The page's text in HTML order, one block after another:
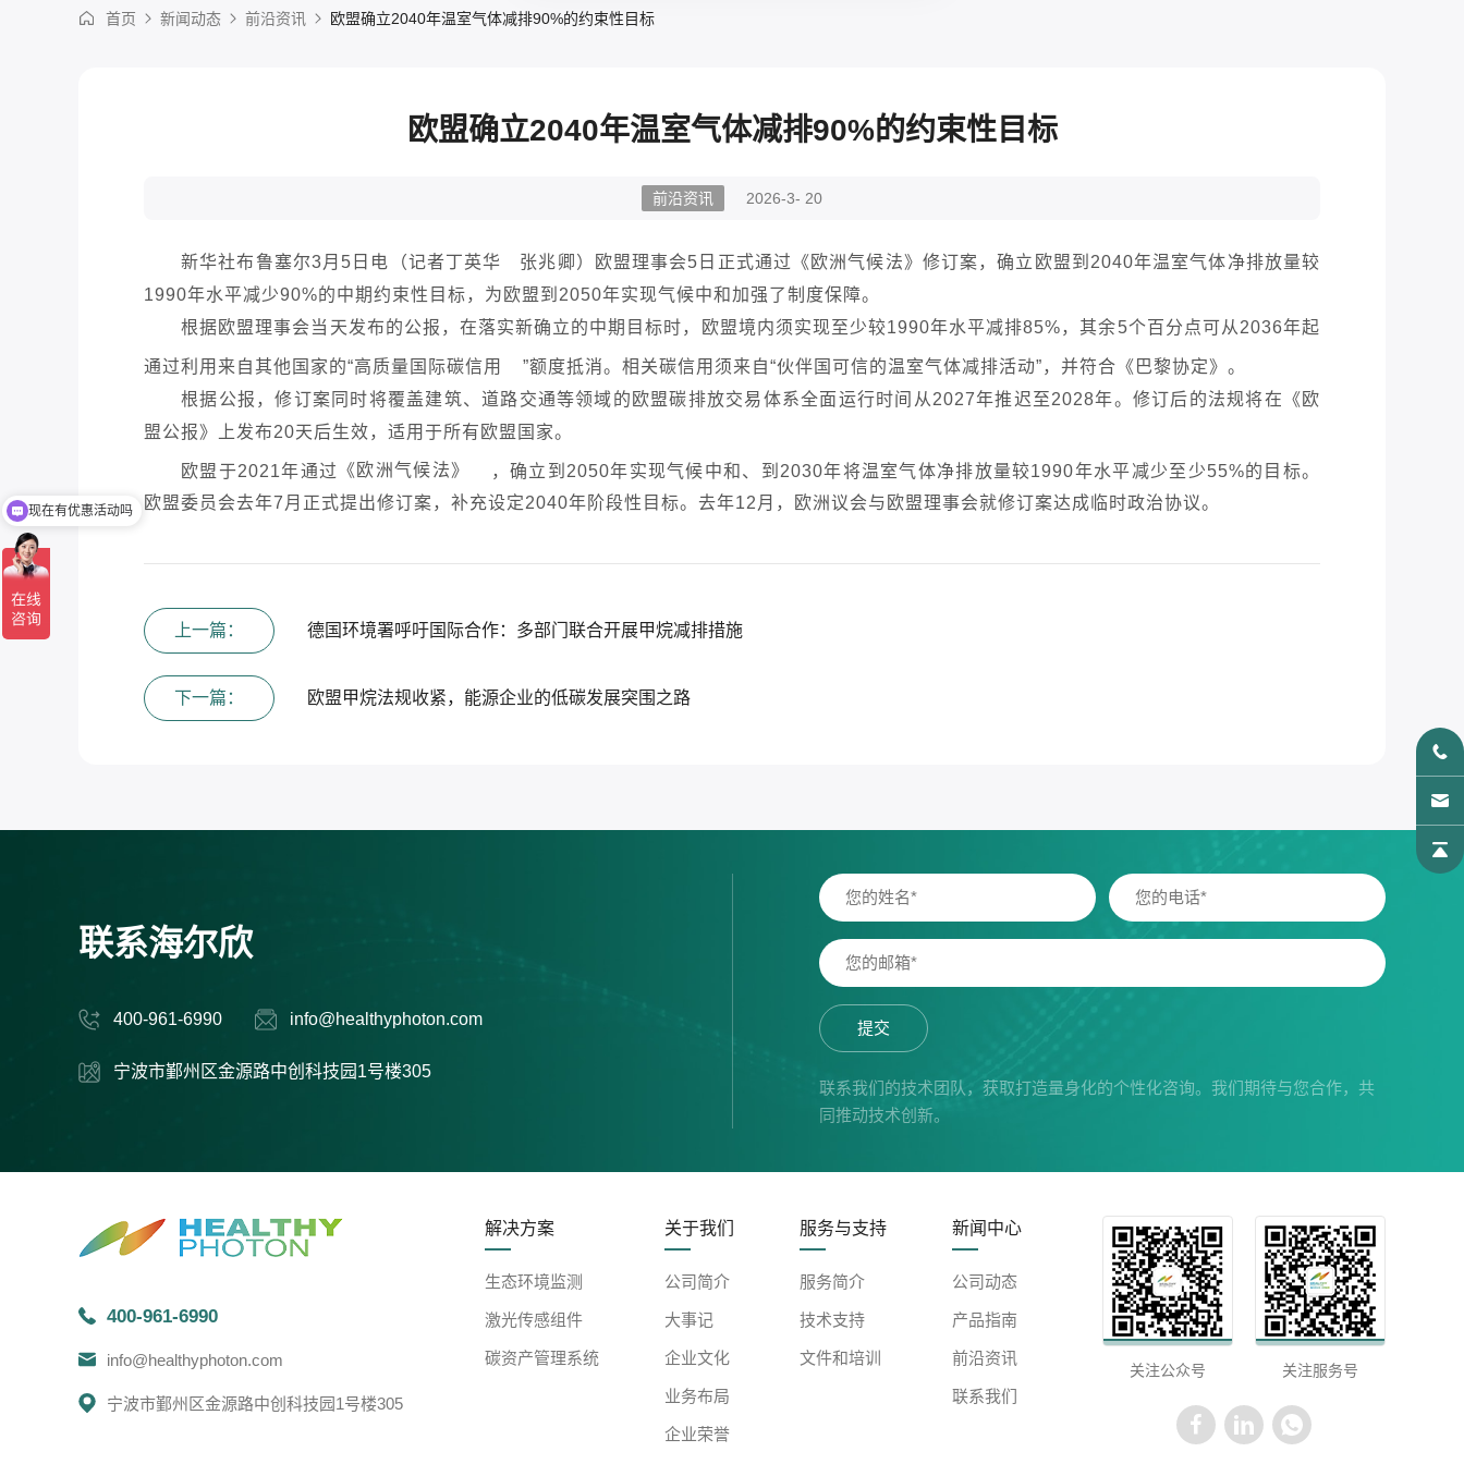
首页 新闻动态 前沿资讯 欧盟确立2040年温室气体减排90%的约束性目标
欧盟确立2040年温室气体减排90%的约束性目标
前沿资讯 2026-3- 20
新华社布鲁塞尔3月5日电（记者丁英华 张兆卿）欧盟理事会5日正式通过《欧洲气候法》修订案，确立欧盟到2040年温室气体净排放量较
1990年水平减少90%的中期约束性目标，为欧盟到2050年实现气候中和加强了制度保障。
根据欧盟理事会当天发布的公报，在落实新确立的中期目标时，欧盟境内须实现至少较1990年水平减排85%，其余5个百分点可从2036年起
通过利用来自其他国家的“高质量国际碳信用
”额度抵消。相关碳信用须来自“伙伴国可信的温室气体减排活动”，并符合《巴黎协定》。
根据公报，修订案同时将覆盖建筑、道路交通等领域的欧盟碳排放交易体系全面运行时间从2027年推迟至2028年。修订后的法规将在《欧
盟公报》上发布20天后生效，适用于所有欧盟国家。
欧盟于2021年通过 《欧洲气候法》
，确立到2050年实现气候中和、到2030年将温室气体净排放量较1990年水平减少至少55%的目标。
欧盟委员会去年7月正式提出修订案，补充设定2040年阶段性目标。去年12月，欧洲议会与欧盟理事会就修订案达成临时政治协议。
上一篇： 德国环境署呼吁国际合作：多部门联合开展甲烷减排措施
下一篇： 欧盟甲烷法规收紧，能源企业的低碳发展突围之路
联系海尔欣
400-961-6990 info@healthyphoton.com
宁波市鄞州区金源路中创科技园1号楼305
提交
联系我们的技术团队，获取打造量身化的个性化咨询。我们期待与您合作，共
同推动技术创新。
400-961-6990
info@healthyphoton.com
宁波市鄞州区金源路中创科技园1号楼305
解决方案
生态环境监测
激光传感组件
碳资产管理系统
关于我们
公司简介
大事记
企业文化
业务布局
企业荣誉
服务与支持
服务简介
技术支持
文件和培训
新闻中心
公司动态
产品指南
前沿资讯
联系我们
关注公众号 关注服务号
现在有优惠活动吗